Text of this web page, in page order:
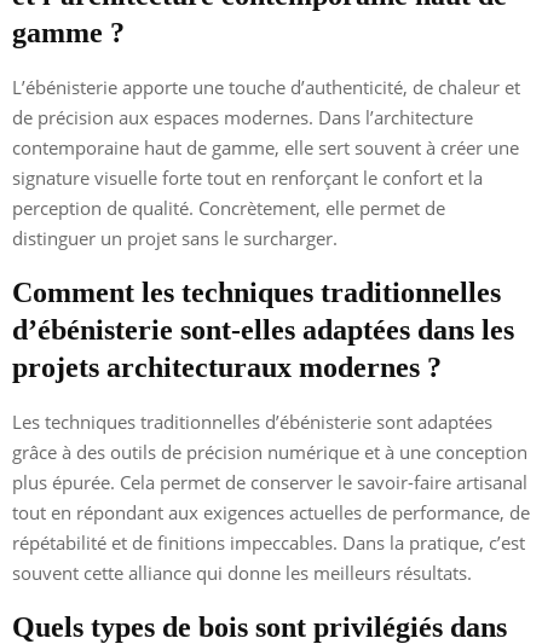
gamme ?
L’ébénisterie apporte une touche d’authenticité, de chaleur et
de précision aux espaces modernes. Dans l’architecture
contemporaine haut de gamme, elle sert souvent à créer une
signature visuelle forte tout en renforçant le confort et la
perception de qualité. Concrètement, elle permet de
distinguer un projet sans le surcharger.
Comment les techniques traditionnelles
d’ébénisterie sont-elles adaptées dans les
projets architecturaux modernes ?
Les techniques traditionnelles d’ébénisterie sont adaptées
grâce à des outils de précision numérique et à une conception
plus épurée. Cela permet de conserver le savoir-faire artisanal
tout en répondant aux exigences actuelles de performance, de
répétabilité et de finitions impeccables. Dans la pratique, c’est
souvent cette alliance qui donne les meilleurs résultats.
Quels types de bois sont privilégiés dans